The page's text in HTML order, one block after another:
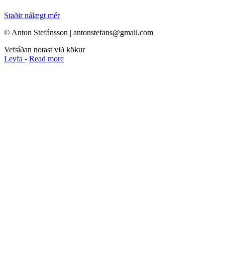
Staðir nálægt mér
© Anton Stefánsson | antonstefans@gmail.com
Vefsíðan notast við kökur
Leyfa - Read more